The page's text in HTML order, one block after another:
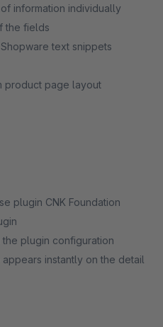
information individually
the fields
text snippets
product page layout
plugin CNK Foundation
plugin configuration
instantly on the detail